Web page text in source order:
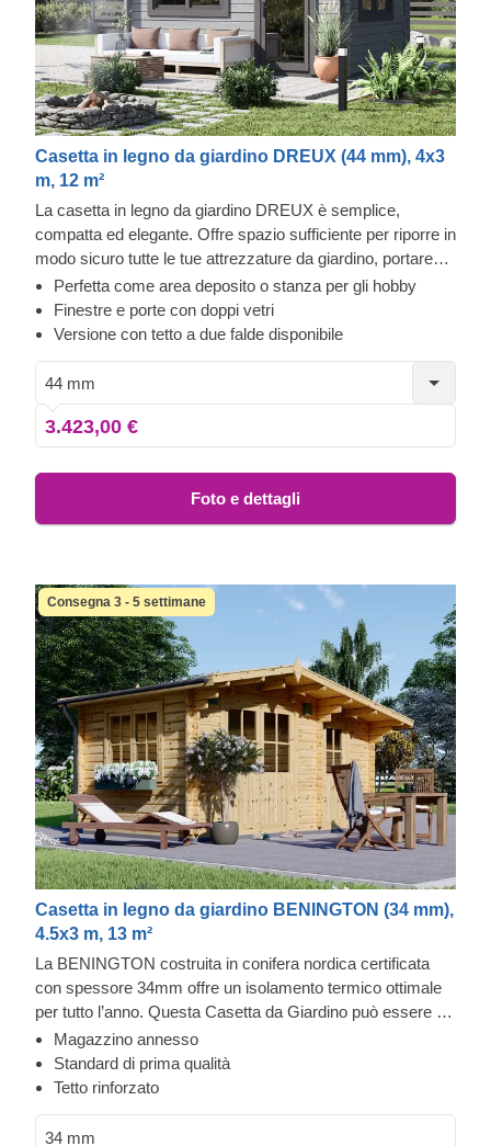
Casetta in legno da giardino DREUX (44 mm), 4x3
m, 12 m²
La casetta in legno da giardino DREUX è semplice,
compatta ed elegante. Offre spazio sufficiente per riporre in
modo sicuro tutte le tue attrezzature da giardino, portare
avanti il tuo hobby o creare un delizioso e accogliente
spazio pieno di luce in giardino dove riposare e rilassarti.
Robustezza e facilità di costruzione fanno di questa
d'architettura molto apprezzato e desiderato. Per garantirti
la maggiore comodità possibile, è disponibile anche una
versione coibentata di questo modello.
Perfetta come area deposito o stanza per gli hobby
Finestre e porte con doppi vetri
Versione con tetto a due falde disponibile
44 mm
3.423,00 €
Foto e dettagli
Consegna 3 - 5 settimane
Casetta in legno da giardino BENINGTON (34 mm),
4.5x3 m, 13 m²
La BENINGTON costruita in conifera nordica certificata
con spessore 34mm offre un isolamento termico ottimale
per tutto l’anno. Questa Casetta da Giardino può essere un
luogo accogliente dove passare il tempo facendo ciò che
ami, o può essere usata come pratico deposito dove
riporre i tuoi attrezzi.
Magazzino annesso
Standard di prima qualità
Tetto rinforzato
34 mm